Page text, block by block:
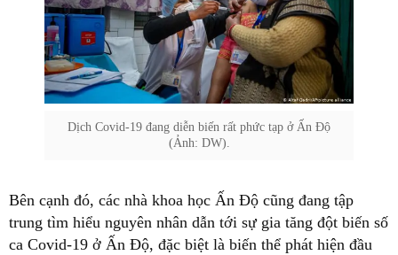
Dịch Covid-19 đang diễn biến rất phức tạp ở Ấn Độ
(Ảnh: DW).
Bên cạnh đó, các nhà khoa học Ấn Độ cũng đang tập
trung tìm hiểu nguyên nhân dẫn tới sự gia tăng đột biến số
ca Covid-19 ở Ấn Độ, đặc biệt là biến thể phát hiện đầu